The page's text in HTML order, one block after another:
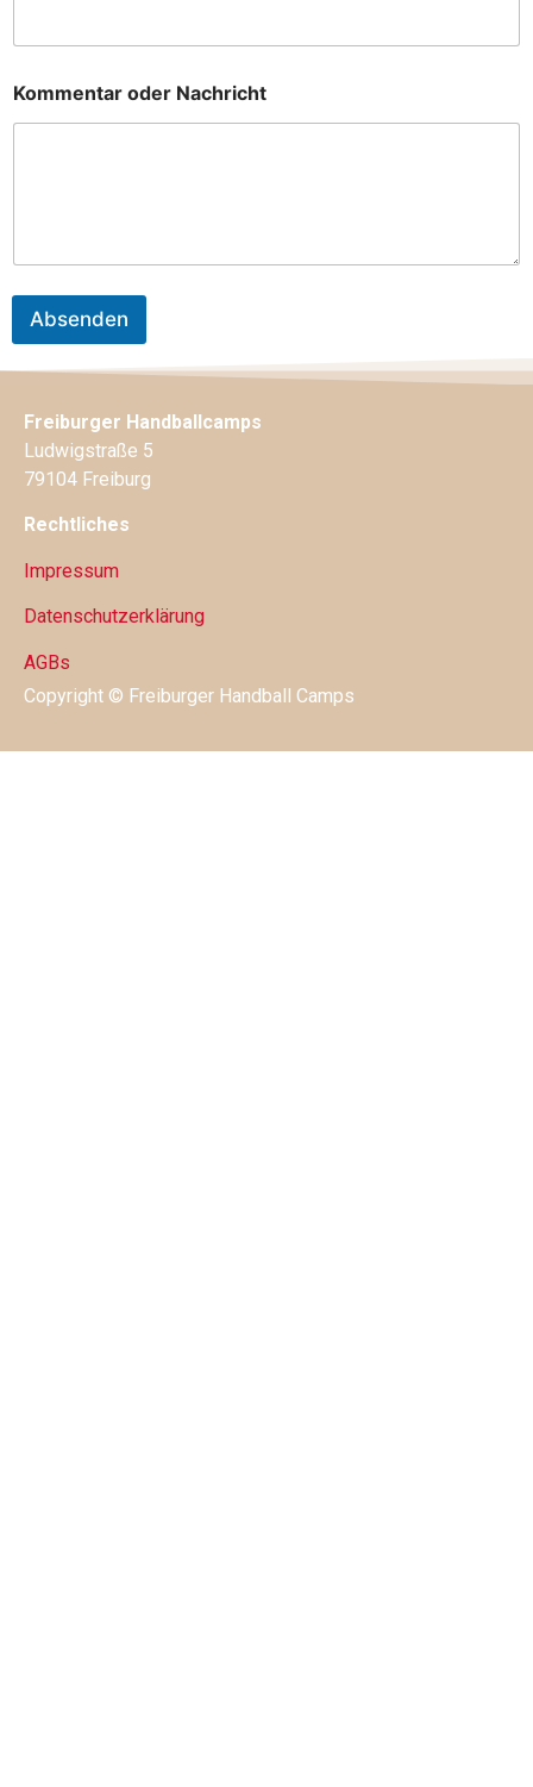
Kommentar oder Nachricht
Absenden
Freiburger Handballcamps
Ludwigstraße 5
79104 Freiburg
Rechtliches
Impressum
Datenschutzerklärung
AGBs
Copyright © Freiburger Handball Camps